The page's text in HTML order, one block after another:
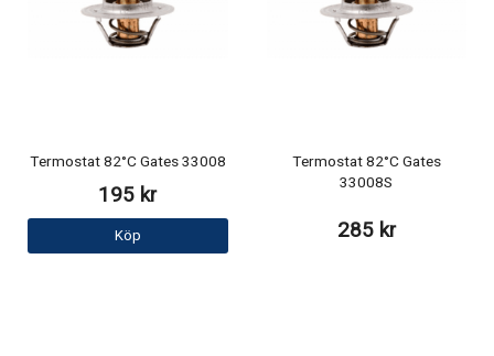
Termostat 82°C Gates 33008
195 kr
Köp
Termostat 82°C Gates
33008S
285 kr